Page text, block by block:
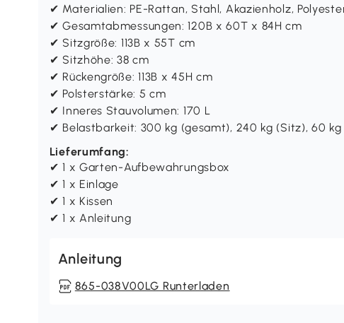
✔ Materialien: PE-Rattan, Stahl, Akazienholz,
✔ Gesamtabmessungen: 120B x 60T x 84H cm
✔ Sitzgröße: 113B x 55T cm
✔ Sitzhöhe: 38 cm
✔ Rückengröße: 113B x 45H cm
✔ Polsterstärke: 5 cm
✔ Inneres Stauvolumen: 170 L
✔ Belastbarkeit: 300 kg (gesamt), 240 kg (Sitz), 60
Lieferumfang:
✔ 1 x Garten-Aufbewahrungsbox
✔ 1 x Einlage
✔ 1 x Kissen
✔ 1 x Anleitung
Anleitung
865-038V00LG Runterladen